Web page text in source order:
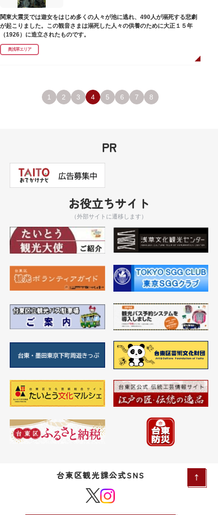
関東大震災では遊女をはじめ多くの人々が池に逃れ、490人が溺死する悲劇
が起こりました。この観音さまは溺死した人々の供養のために大正１５年
（1926）に造立されたものです。
奥浅草エリア
1 2 3 4 5 6 7 8
PR
お役立ちサイト
（外部サイトに遷移します）
台東区観光課公式SNS